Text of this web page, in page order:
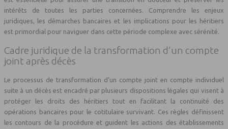
intérêts de toutes les parties concernées. Comprendre les enjeux
juridiques, les démarches bancaires et les implications pour les héritiers
est primordial pour naviguer dans cette période complexe avec sérénité.
Cadre juridique de la transformation d’un compte
joint après décès
Le processus de transformation d’un compte joint en compte individuel
suite à un décès est encadré par plusieurs dispositions légales qui visent à
protéger les droits des héritiers tout en facilitant la continuité des
opérations bancaires pour le cotitulaire survivant. Ces règles définissent
les contours de la procédure et guident les actions des établissements